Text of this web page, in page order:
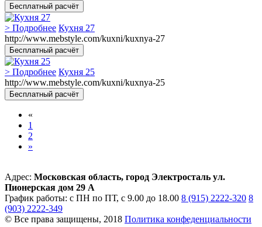
Бесплатный расчёт
> Подробнее Кухня 27
http://www.mebstyle.com/kuxni/kuxnya-27
Бесплатный расчёт
> Подробнее Кухня 25
http://www.mebstyle.com/kuxni/kuxnya-25
Бесплатный расчёт
«
1
2
»
Адрес: Московская область, город Электросталь ул.
Пионерская дом 29 А
График работы: с ПН по ПТ, с 9.00 до 18.00 8 (915) 2222-320 8
(903) 2222-349
© Все права защищены, 2018 Политика конфеденциальности